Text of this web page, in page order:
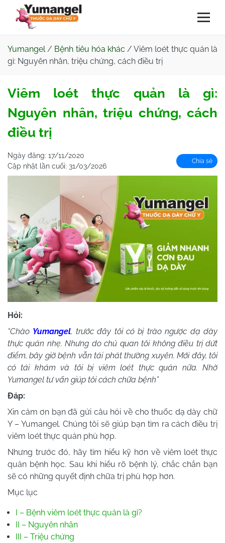
Yumangel/ Bệnh tiêu hóa khác /Viêm loét thực quản là
gì: Nguyên nhân, triệu chứng, cách điều trị
Viêm loét thực quản là gì:
Nguyên nhân, triệu chứng, cách
điều trị
Ngày đăng: 17/11/2020
Cập nhật lần cuối: 31/03/2026
Chia sẻ
Hỏi:
“Chào Yumangel, trước đây tôi có bị trào ngược dạ dày
thực quản nhẹ. Nhưng do chủ quan tôi không điều trị dứt
điểm, bây giờ bệnh vẫn tái phát thường xuyên. Mới đây, tôi
có tái khám và tôi bị viêm loét thực quản nữa. Nhờ
Yumangel tư vấn giúp tôi cách chữa bệnh”
Đáp:
Xin cảm ơn bạn đã gửi câu hỏi về cho thuốc dạ dày chữ
Y – Yumangel. Chúng tôi sẽ giúp bạn tìm ra cách điều trị
viêm loét thực quản phù hợp.
Nhưng trước đó, hãy tìm hiểu kỹ hơn về viêm loét thực
quản bệnh học. Sau khi hiểu rõ bệnh lý, chắc chắn bạn
sẽ có những quyết định chữa trị phù hợp hơn.
Mục lục
I – Bệnh viêm loét thực quản là gì?
II – Nguyên nhân
III – Triệu chứng